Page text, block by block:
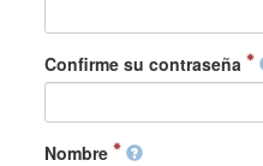
Confirme su contraseña
Nombre